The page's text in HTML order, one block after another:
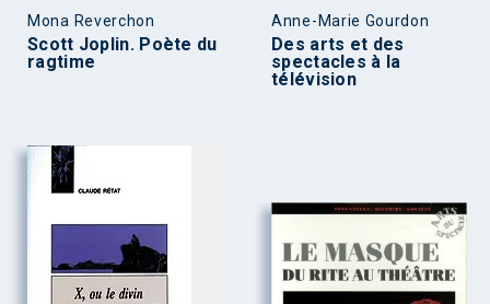
Mona Reverchon
Scott Joplin. Poète du
ragtime
Anne-Marie Gourdon
Des arts et des
spectacles à la
télévision